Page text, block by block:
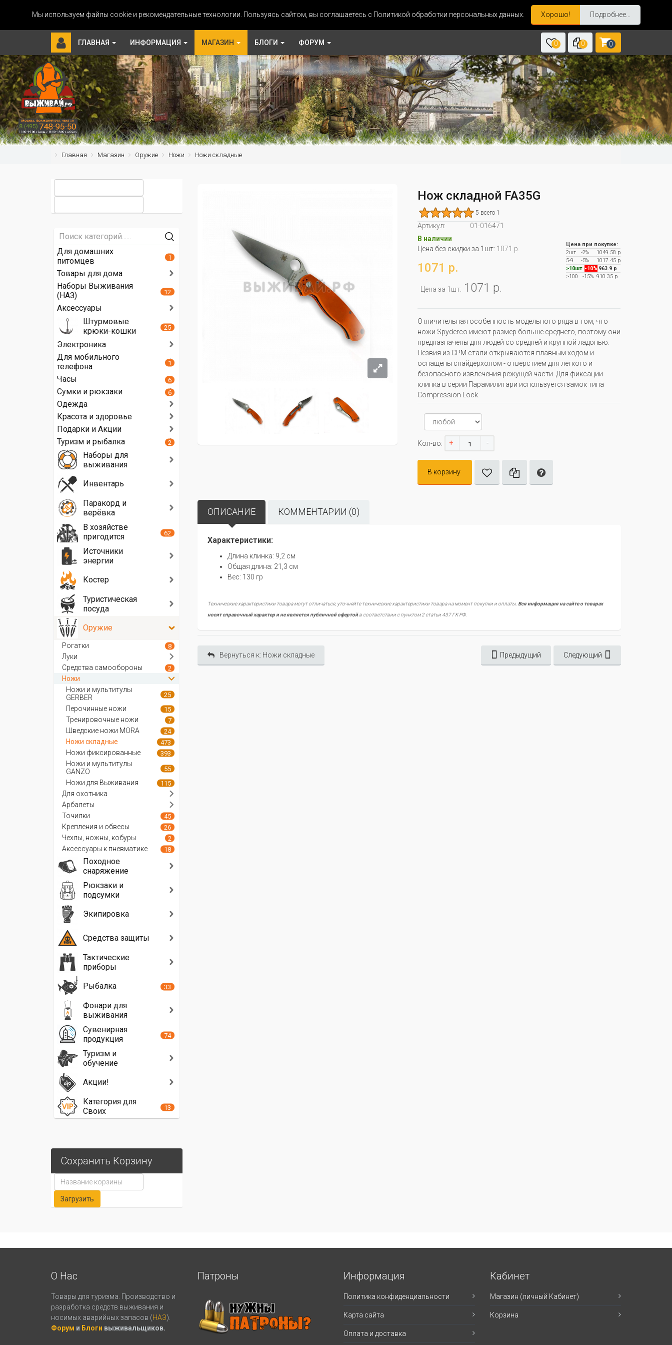
Мы используем файлы cookie и рекомендательные технологии. Пользуясь сайтом, вы соглашаетесь с Политикой обработки персональных данных. Хорошо! Подробнее...
ГЛАВНАЯ ИНФОРМАЦИЯ МАГАЗИН БЛОГИ ФОРУМ 0 0 0
Главная Магазин Оружие Ножи Ножи складные
Нож складной FA35G
5 всего 1
Артикул:
01-016471
В наличии
Цена без скидки за 1шт: 1071 р.
1071 р.
Цена за 1шт: 1071 р.
Цена при покупке:
2шт
-2%
1049.58 р
5-9
-5%
1017.45 р
>10шт -10% 963.9 р
>100
-15%910.35 р
Отличительная особенность модельного ряда в том, что
ножи Spyderco имеют размер больше среднего, поэтому они
предназначены для людей со средней и крупной ладонью.
Лезвия из CPM стали открываются плавным ходом и
оснащены спайдерхолом - отверстием для легкого и
безопасного извлечения режущей части. Для фиксации
клинка в серии Парамилитари используется замок типа
Compression Lock.
Кол-во: + -
В корзину
ОПИСАНИЕ КОММЕНТАРИИ (0)
Характеристики:
Длина клинка: 9,2 см
Общая длина: 21,3 см
Вес: 130 гр
Технические характеристики товара могут отличаться, уточняйте технические характеристики товара на момент покупки и оплаты.Вся информация на сайте о товарах
носит справочный характер и не является публичной офертойв соответствии с пунктом 2 статьи 437 ГК РФ.
Вернуться к: Ножи складные Предыдущий Следующий
Для домашних
питомцев
1
Товары для дома
Наборы Выживания
(НАЗ)
12
Аксессуары
Штурмовые
крюки-кошки
25
Электроника
Для мобильного
телефона
1
Часы 6
Сумки и рюкзаки 6
Одежда
Красота и здоровье
Подарки и Акции
Туризм и рыбалка
2
Наборы для
выживания
Инвентарь
Паракорд и
верёвка
В хозяйстве
пригодится
62
Источники
энергии
Костер
Туристическая
посуда
Оружие
Рогатки 8
Луки
Средства самообороны
2
Ножи
Ножи и мультитулы
GERBER
25
Перочинные ножи 15
Тренировочные ножи 7
Шведские ножи MORA 24
Ножи складные 473
Ножи фиксированные 393
Ножи и мультитулы
GANZO
55
Ножи для Выживания 115
Для охотника
Арбалеты
Точилки
45
Крепления и обвесы 26
Чехлы, ножны, кобуры 2
Аксессуары к пневматике 18
Походное
снаряжение
Рюкзаки и
подсумки
Экипировка
Средства защиты
Тактические
приборы
Рыбалка
33
Фонари для
выживания
Сувенирная
продукция
74
Туризм и
обучение
Акции!
Категория для
Своих
13
Сохранить Корзину
О Нас
Товары для туризма. Производство и
разработка средств выживания и
носимых аварийных запасов (НАЗ).
Форум и Блоги выживальщиков.
Патроны Информация
Политика конфиденциальности
Карта сайта
Оплата и доставка
Кабинет
Магазин (личный Кабинет)
Корзина